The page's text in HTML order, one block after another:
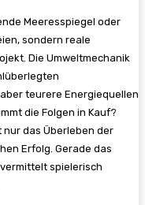
Meeresspiegel oder
sondern reale
Die Umweltmechanik
teurere Energiequellen
die Folgen in Kauf?
das Überleben der
Erfolg. Gerade das
spielerisch